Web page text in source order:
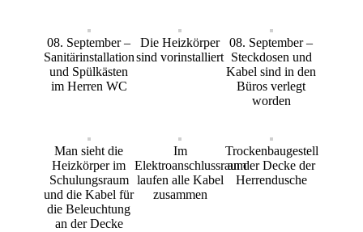
08. September –
Sanitärinstallation
und Spülkästen
im Herren WC
Die Heizkörper
sind vorinstalliert
08. September –
Steckdosen und
Kabel sind in den
Büros verlegt
worden
Man sieht die
Heizkörper im
Schulungsraum
und die Kabel für
die Beleuchtung
an der Decke
Im
Elektroanschlussraum
laufen alle Kabel
zusammen
Trockenbaugestell
an der Decke der
Herrendusche